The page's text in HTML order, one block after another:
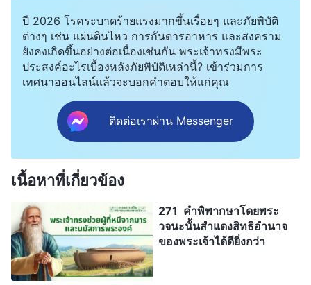
ปี 2026 โรคระบาดร้ายแรงมากขึ้นเรื่อยๆ และภัยพิบัติ
ต่างๆ เช่น แผ่นดินไหว การกันดารอาหาร และสงคราม
ยังคงเกิดขึ้นอย่างต่อเนื่องเช่นกัน พระเจ้าทรงมีพระ
ประสงค์อะไรเบื้องหลังภัยพิบัติเหล่านี้? เข้าร่วมการ
เทศนาออนไลน์แล้วจะบอกคำตอบให้แก่คุณ
ติดต่อเราผ่าน Messenger
เนื้อหาที่เกี่ยวข้อง
271 คำพิพากษาโดยพระ
วจนะนั้นสำแดงสิทธิอำนาจ
ของพระเจ้าได้ดียิ่งกว่า